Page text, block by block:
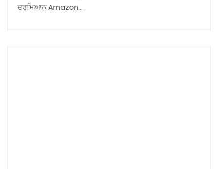
ਦਰਮਿਆਨ Amazon…